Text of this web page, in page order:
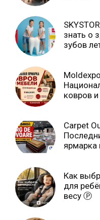
знать о
зубов
ковров
Carpet
ярмарка
Как
для
весу Ⓟ